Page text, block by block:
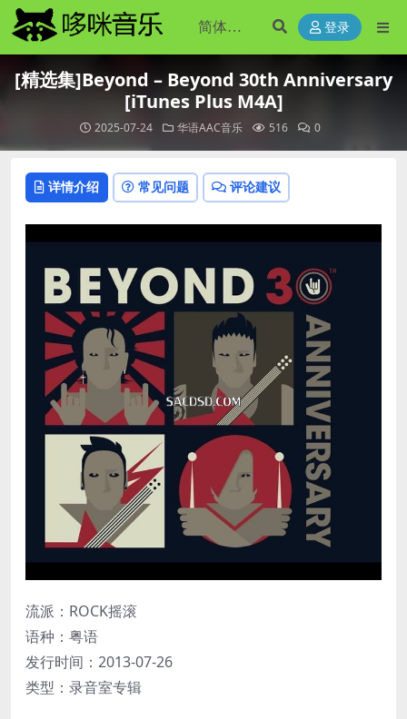
登录
[精选集]Beyond – Beyond 30th Anniversary
[iTunes Plus M4A]
2025-07-24 华语AAC音乐 516 0
详情介绍 常见问题 评论建议
流派：ROCK摇滚
语种：粤语
发行时间：2013-07-26
类型：录音室专辑